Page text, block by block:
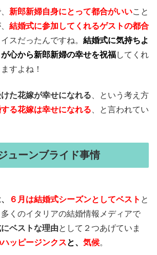
新郎新婦自身にとって都合がいいこと
結婚式に参加してくれるゲストの都合
スだったんですね。 結婚式に気持ちよ
心から新郎新婦の幸せを祝福してくれ
すよね！
た花嫁が幸せになれる 、という考え方
する花嫁は幸せになれる 、と言われてい
ューンブライド事情
６月は結婚式シーズンとしてベスト と
くのイタリアの結婚情報メディアで
ベストな理由として２つあげていま
ッピージンクスと、 気候。